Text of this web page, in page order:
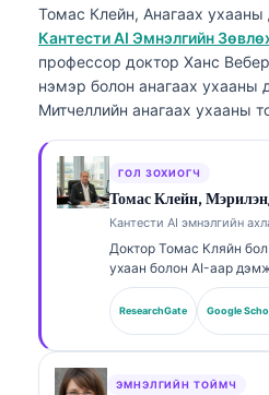
Томас Клейн, Анагаах ухааны
Кантести AI Эмнэлгийн
профессор доктор Ханс
нэмэр болон анагаах ухааны
Митчеллийн анагаах ухааны
ГОЛ ЗОХИОГЧ
Томас Клейн,
Кантести AI эмнэлгийн
Доктор Томас Кляйн
ухаан болон AI-аар
шинжилгээнд 15 гаруй
зөвшөөрөгдсөн (board-
гематологич, дотрын
эмнэлзүйн үнэн зөв
ResearchGate Google
ЭМНЭЛГИЙН ТОЙМЧ